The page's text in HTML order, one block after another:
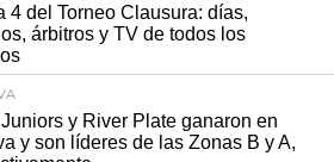
4 del Torneo Clausura: días,
árbitros y TV de todos los
y River Plate ganaron en
y son líderes de las Zonas B y A,